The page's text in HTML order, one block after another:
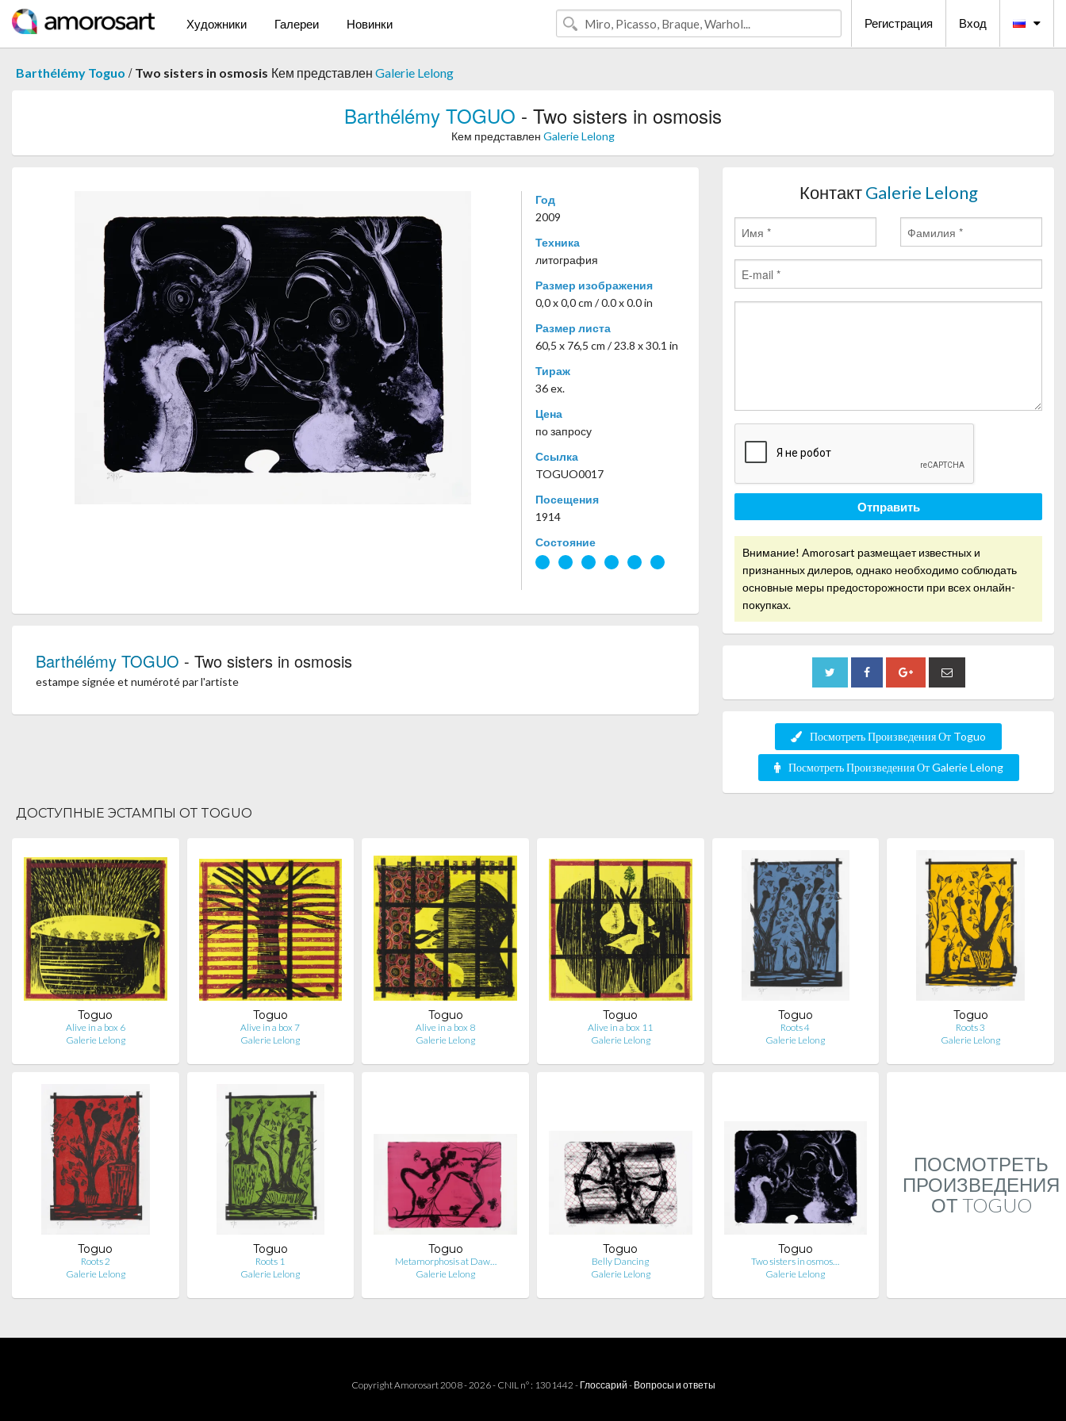
Художники Галереи Новинки Регистрация Вход
Barthélémy Toguo / Two sisters in osmosis Кем представлен Galerie Lelong
Barthélémy TOGUO - Two sisters in osmosis
Кем представлен Galerie Lelong
Год
2009
Техника
литография
Размер изображения
0,0 x 0,0 cm / 0.0 x 0.0 in
Размер листа
60,5 x 76,5 cm / 23.8 x 30.1 in
Тираж
36 ex.
Цена
по запросу
Ссылка
TOGUO0017
Посещения
1914
Состояние
Barthélémy TOGUO - Two sisters in osmosis
estampe signée et numéroté par l'artiste
КонтактGalerie Lelong
Отправить
Внимание! Amorosart размещает известных и
признанных дилеров, однако необходимо соблюдать
основные меры предосторожности при всех онлайн-
покупках.
Посмотреть Произведения От Toguo
Посмотреть Произведения От Galerie Lelong
ДОСТУПНЫЕ ЭСТАМПЫ ОТ TOGUO
Toguo
Alive in a box 6
Galerie Lelong
Toguo
Alive in a box 7
Galerie Lelong
Toguo
Alive in a box 8
Galerie Lelong
Toguo
Alive in a box 11
Galerie Lelong
Toguo
Roots 4
Galerie Lelong
Toguo
Roots 3
Galerie Lelong
Toguo
Roots 2
Galerie Lelong
Toguo
Roots 1
Galerie Lelong
Toguo
Metamorphosis at Daw…
Galerie Lelong
Toguo
Belly Dancing
Galerie Lelong
Toguo
Two sisters in osmos…
Galerie Lelong
ПОСМОТРЕТЬ
ПРОИЗВЕДЕНИЯ
ОТ TOGUO
Copyright Amorosart 2008 - 2026 - CNIL n° : 1301442 - Глоссарий - Вопросы и ответы